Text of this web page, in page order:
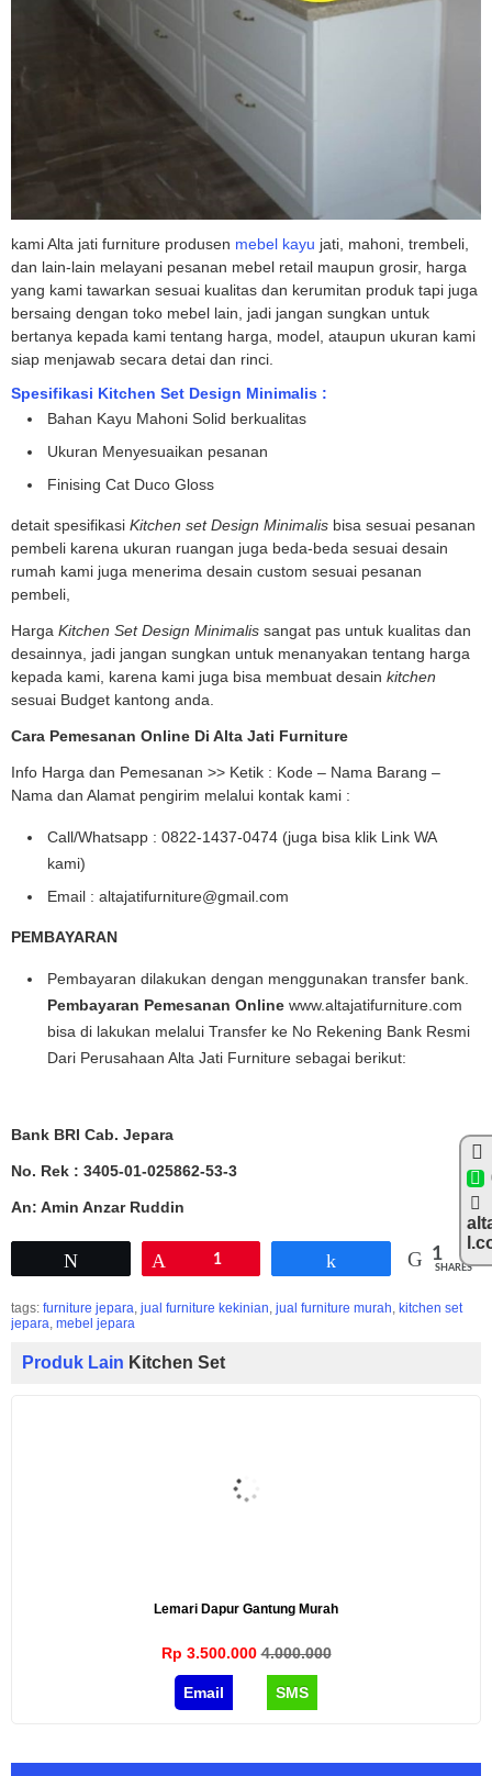
kami Alta jati furniture produsen mebel kayu jati, mahoni, trembeli,
dan lain-lain melayani pesanan mebel retail maupun grosir, harga
yang kami tawarkan sesuai kualitas dan kerumitan produk tapi juga
bersaing dengan toko mebel lain, jadi jangan sungkan untuk
bertanya kepada kami tentang harga, model, ataupun ukuran kami
siap menjawab secara detai dan rinci.
Spesifikasi Kitchen Set Design Minimalis :
Bahan Kayu Mahoni Solid berkualitas
Ukuran Menyesuaikan pesanan
Finising Cat Duco Gloss
detait spesifikasi Kitchen set Design Minimalis bisa sesuai pesanan
pembeli karena ukuran ruangan juga beda-beda sesuai desain
rumah kami juga menerima desain custom sesuai pesanan
pembeli,
Harga Kitchen Set Design Minimalis sangat pas untuk kualitas dan
desainnya, jadi jangan sungkan untuk menanyakan tentang harga
kepada kami, karena kami juga bisa membuat desain kitchen
sesuai Budget kantong anda.
Cara Pemesanan Online Di Alta Jati Furniture
Info Harga dan Pemesanan >> Ketik : Kode – Nama Barang –
Nama dan Alamat pengirim melalui kontak kami :
Call/Whatsapp : 0822-1437-0474 (juga bisa klik Link WA
kami)
Email : altajatifurniture@gmail.com
PEMBAYARAN
Pembayaran dilakukan dengan menggunakan transfer bank.
Pembayaran Pemesanan Online www.altajatifurniture.com
bisa di lakukan melalui Transfer ke No Rekening Bank Resmi
Dari Perusahaan Alta Jati Furniture sebagai berikut:
Bank BRI Cab. Jepara
No. Rek : 3405-01-025862-53-3
An: Amin Anzar Ruddin
1 1
SHARES
tags: furniture jepara, jual furniture kekinian, jual furniture murah, kitchen set
jepara, mebel jepara
Produk Lain Kitchen Set
Lemari Dapur Gantung Murah
Rp 3.500.0004.000.000
Email SMS